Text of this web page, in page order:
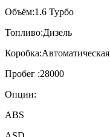
Объём:1.6 Турбо
️Топливо:Дизель
Коробка:Автоматическая
Пробег :28000
Опции:
ABS